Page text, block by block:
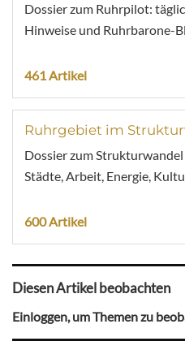
Dossier zum Ruhrpilot:
Hinweise und Ruhrbarone-
461 Artikel
Ruhrgebiet im
Dossier zum
Städte, Arbeit, Energie,
600 Artikel
Diesen Artikel beobachten
Einloggen, um Themen zu